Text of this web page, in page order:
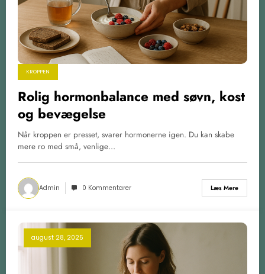
KROPPEN
Rolig hormonbalance med søvn, kost
og bevægelse
Når kroppen er presset, svarer hormonerne igen. Du kan skabe
mere ro med små, venlige…
Admin 0 Kommentarer Læs Mere
august 28, 2025